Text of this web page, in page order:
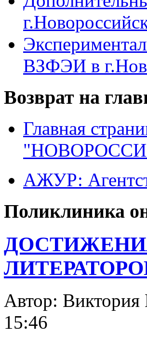
ВЗФЭИ в
Возврат на
Главная
АЖУР:
Поликлиника
Автор:
15:46